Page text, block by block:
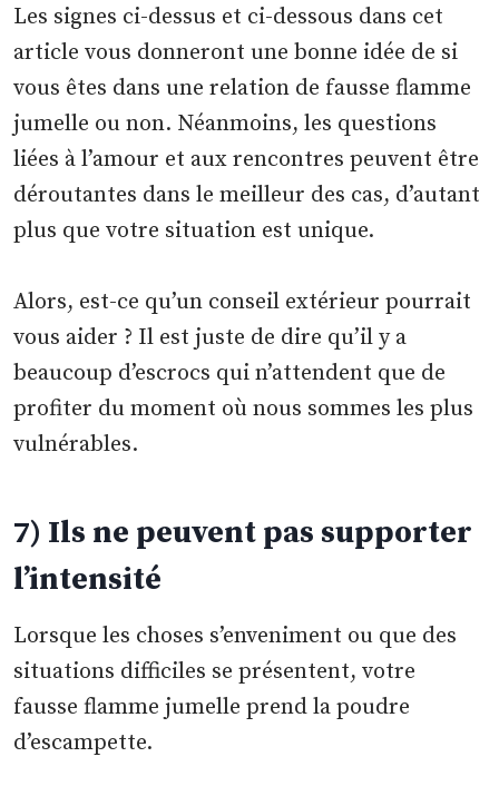
Les signes ci-dessus et ci-dessous dans cet
article vous donneront une bonne idée de si
vous êtes dans une relation de fausse flamme
jumelle ou non. Néanmoins, les questions
liées à l’amour et aux rencontres peuvent être
déroutantes dans le meilleur des cas, d’autant
plus que votre situation est unique.
Alors, est-ce qu’un conseil extérieur pourrait
vous aider ? Il est juste de dire qu’il y a
beaucoup d’escrocs qui n’attendent que de
profiter du moment où nous sommes les plus
vulnérables.
7) Ils ne peuvent pas supporter
l’intensité
Lorsque les choses s’enveniment ou que des
situations difficiles se présentent, votre
fausse flamme jumelle prend la poudre
d’escampette.